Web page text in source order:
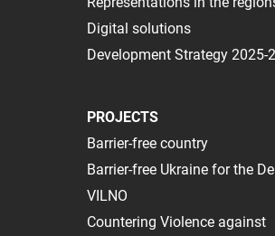
Digital solutions
Development Strategy 2025-
PROJECTS
Barrier-free country
Barrier-free Ukraine for the
VILNO
Сountering Violence against